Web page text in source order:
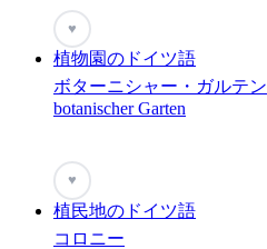
♥
植物園のドイツ語
ボターニシャー・ガルテン
botanischer Garten
♥
植民地のドイツ語
コロニー